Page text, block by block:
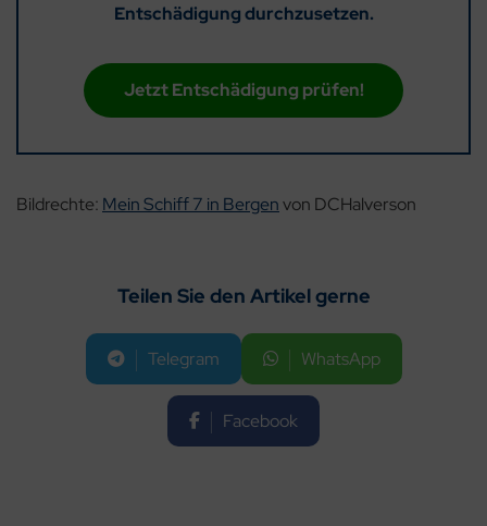
Entschädigung durchzusetzen.
Jetzt Entschädigung prüfen!
Bildrechte: Mein Schiff 7 in Bergenvon DCHalverson
Teilen Sie den Artikel gerne
Telegram WhatsApp
Facebook